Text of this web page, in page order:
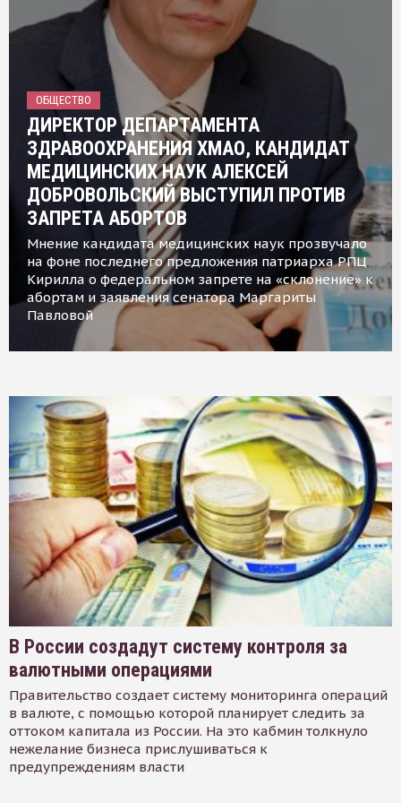
ОБЩЕСТВО
ДИРЕКТОР ДЕПАРТАМЕНТА
ЗДРАВООХРАНЕНИЯ ХМАО, КАНДИДАТ
МЕДИЦИНСКИХ НАУК АЛЕКСЕЙ
ДОБРОВОЛЬСКИЙ ВЫСТУПИЛ ПРОТИВ
ЗАПРЕТА АБОРТОВ
Мнение кандидата медицинских наук прозвучало
на фоне последнего предложения патриарха РПЦ
Кирилла о федеральном запрете на «склонение» к
абортам и заявления сенатора Маргариты
Павловой
В России создадут систему контроля за
валютными операциями
Правительство создает систему мониторинга операций
в валюте, с помощью которой планирует следить за
оттоком капитала из России. На это кабмин толкнуло
нежелание бизнеса прислушиваться к
предупреждениям власти